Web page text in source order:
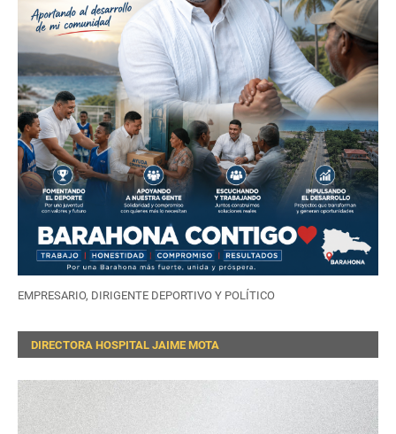
EMPRESARIO, DIRIGENTE DEPORTIVO Y POLÍTICO
DIRECTORA HOSPITAL JAIME MOTA